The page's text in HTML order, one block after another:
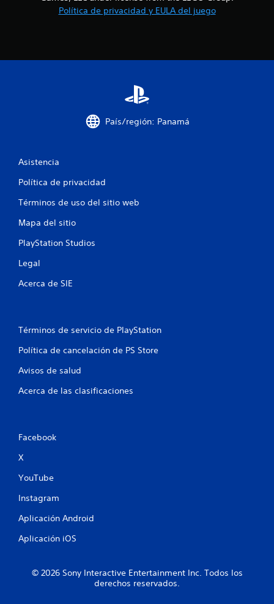
t
Política de privacidad y EULA del juego
País/región: Panamá
Asistencia
Política de privacidad
Términos de uso del sitio web
Mapa del sitio
PlayStation Studios
Legal
Acerca de SIE
Términos de servicio de PlayStation
Política de cancelación de PS Store
Avisos de salud
Acerca de las clasificaciones
Facebook
X
YouTube
Instagram
Aplicación Android
Aplicación iOS
© 2026 Sony Interactive Entertainment Inc. Todos los
derechos reservados.